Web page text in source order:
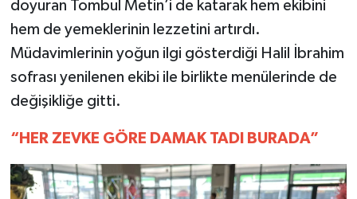
doyuran Tombul Metin’i de katarak hem ekibini
hem de yemeklerinin lezzetini artırdı.
Müdavimlerinin yoğun ilgi gösterdiği Halil İbrahim
sofrası yenilenen ekibi ile birlikte menülerinde de
değişikliğe gitti.
“HER ZEVKE GÖRE DAMAK TADI BURADA”